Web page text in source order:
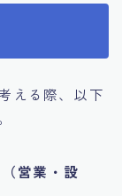
える際、以下
営業・設